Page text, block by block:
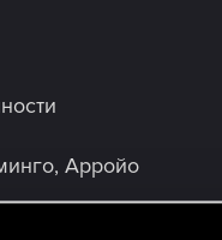
Арройо